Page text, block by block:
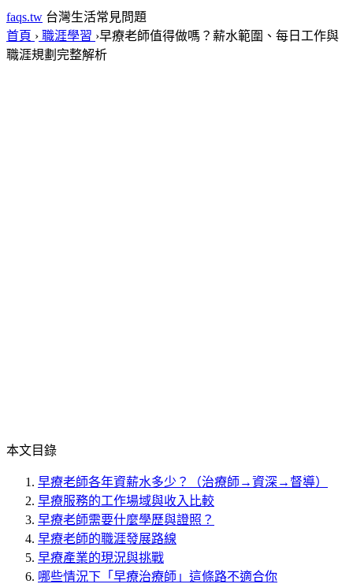
faqs.tw 台灣生活常見問題
首頁 › 職涯學習 ›早療老師值得做嗎？薪水範圍、每日工作與
職涯規劃完整解析
本文目錄
早療老師各年資薪水多少？（治療師→資深→督導）
早療服務的工作場域與收入比較
早療老師需要什麼學歷與證照？
早療老師的職涯發展路線
早療產業的現況與挑戰
哪些情況下「早療治療師」這條路不適合你